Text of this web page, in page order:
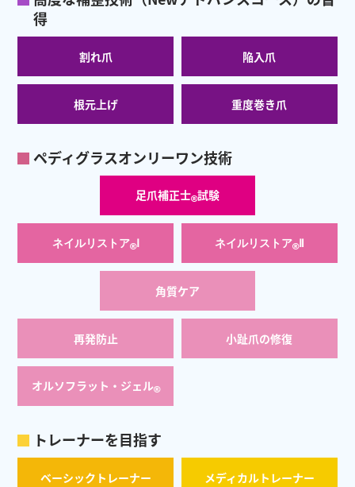
得
割れ爪 陥入爪
根元上げ 重度巻き爪
ペディグラスオンリーワン技術
足爪補正士®試験
ネイルリストア®Ⅰ ネイルリストア®Ⅱ
角質ケア
再発防止 小趾爪の修復
オルソフラット・ジェル®
トレーナーを目指す
ベーシックトレーナー メディカルトレーナー